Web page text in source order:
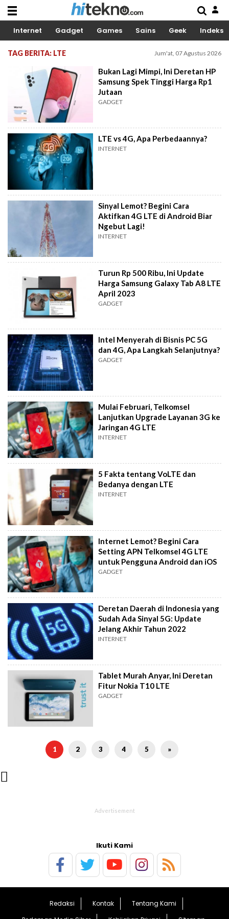
Internet Gadget Games Sains Geek Indeks
TAG BERITA: LTE Jum'at, 07 Agustus 2026
Bukan Lagi Mimpi, Ini Deretan HP
Samsung Spek Tinggi Harga Rp1
Jutaan
GADGET
LTE vs 4G, Apa Perbedaannya?
INTERNET
Sinyal Lemot? Begini Cara
Aktifkan 4G LTE di Android Biar
Ngebut Lagi!
INTERNET
Turun Rp 500 Ribu, Ini Update
Harga Samsung Galaxy Tab A8 LTE
April 2023
GADGET
Intel Menyerah di Bisnis PC 5G
dan 4G, Apa Langkah Selanjutnya?
GADGET
Mulai Februari, Telkomsel
Lanjutkan Upgrade Layanan 3G ke
Jaringan 4G LTE
INTERNET
5 Fakta tentang VoLTE dan
Bedanya dengan LTE
INTERNET
Internet Lemot? Begini Cara
Setting APN Telkomsel 4G LTE
untuk Pengguna Android dan iOS
GADGET
Deretan Daerah di Indonesia yang
Sudah Ada Sinyal 5G: Update
Jelang Akhir Tahun 2022
INTERNET
Tablet Murah Anyar, Ini Deretan
Fitur Nokia T10 LTE
GADGET
1 2 3 4 5 »

Ikuti Kami
Redaksi Kontak
Tentang Kami